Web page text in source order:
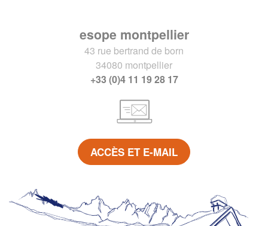
esope montpellier
43 rue bertrand de born
34080 montpellier
+33 (0)4 11 19 28 17
ACCÈS ET E-MAIL